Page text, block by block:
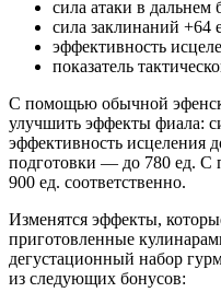
сила атаки в дальнем
сила заклинаний +64
эффективность
показатель
С помощью обычной
улучшить эффекты фиала:
эффективность исцеления
подготовки — до 780 ед.
900 ед. соответственно.
Изменятся эффекты,
приготовленные
дегустационный набор
из следующих бонусов: